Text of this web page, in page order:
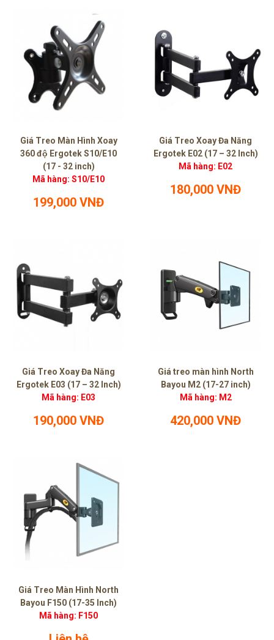
Giá Treo Màn Hình Xoay
360 độ Ergotek S10/E10
(17 - 32 inch)
Mã hàng: S10/E10
199,000 VNĐ
Giá Treo Xoay Đa Năng
Ergotek E02 (17 – 32 Inch)
Mã hàng: E02
180,000 VNĐ
Giá Treo Xoay Đa Năng
Ergotek E03 (17 – 32 Inch)
Mã hàng: E03
190,000 VNĐ
Giá treo màn hình North
Bayou M2 (17-27 inch)
Mã hàng: M2
420,000 VNĐ
Giá Treo Màn Hình North
Bayou F150 (17-35 Inch)
Mã hàng: F150